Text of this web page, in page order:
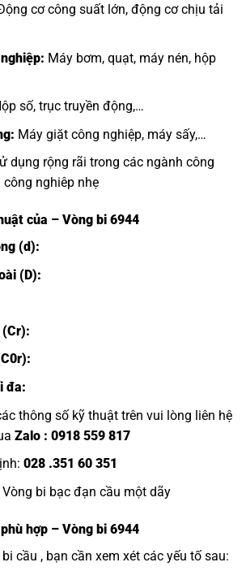
cơ công suất lớn, động cơ chịu tải
Máy bơm, quạt, máy nén, hộp
số, trục truyền động,…
Máy giặt công nghiệp, máy sấy,…
dụng rộng rãi trong các ngành công
nghiêp nhẹ
của – Vòng bi 6944
(d):
(D):
đa:
thông số kỹ thuật trên vui lòng liên hệ
Zalo : 0918 559 817
028 .351 60 351
Vòng bi bạc đạn cầu một dãy
phù hợp – Vòng bi 6944
cầu , bạn cần xem xét các yếu tố sau: